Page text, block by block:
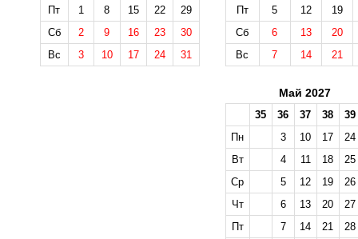
Пт
1 8 15 22
29
Сб
2 9 16 23
30
Вс
3 10 17 24 31
Пт
5 12
19
Сб
6 13
20
Вс
7 14 21
Май 2027
35 36 37 38
39
Пн
3 10 17
24
Вт
4 11 18
25
Ср
5 12 19
26
Чт
6 13 20
27
Пт
7 14 21
28